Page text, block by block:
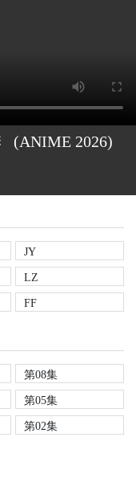
(ANIME 2026)
JY
LZ
FF
第08集
第05集
第02集